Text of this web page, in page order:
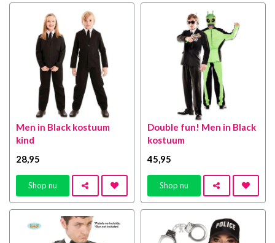
Men in Black kostuum
kind
28,95
Shop nu
Double fun! Men in Black
kostuum
45,95
Shop nu